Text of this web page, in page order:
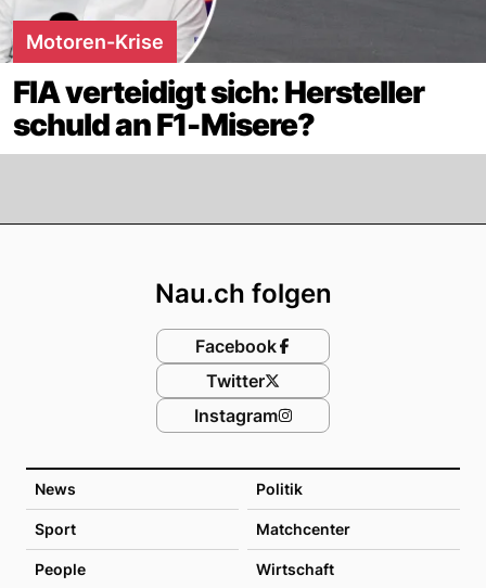
Motoren-Krise
FIA verteidigt sich: Hersteller
schuld an F1-Misere?
News Politik
Sport Matchcenter
People Wirtschaft
Nau.ch folgen
Facebook
Twitter
Instagram